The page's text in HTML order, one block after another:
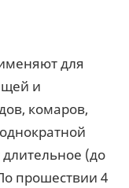
для
и
комаров,
(до
прошествии 4